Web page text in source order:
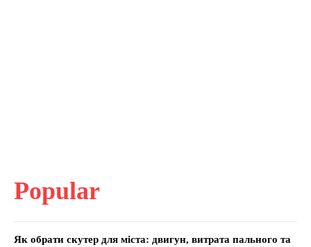
Popular
Як обрати скутер для міста: двигун, витрата пального та